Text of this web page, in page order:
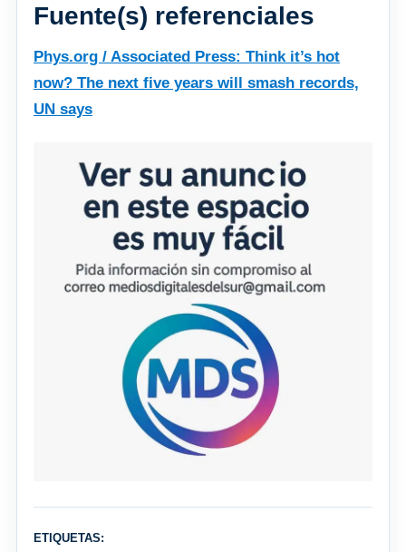
Fuente(s) referenciales
Phys.org / Associated Press: Think it’s hot
now? The next five years will smash records,
UN says
ETIQUETAS: